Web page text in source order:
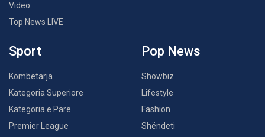
Video
Top News LIVE
Sport
Kombëtarja
Kategoria Superiore
Kategoria e Parë
Premier League
Pop News
Showbiz
Lifestyle
Fashion
Shëndeti